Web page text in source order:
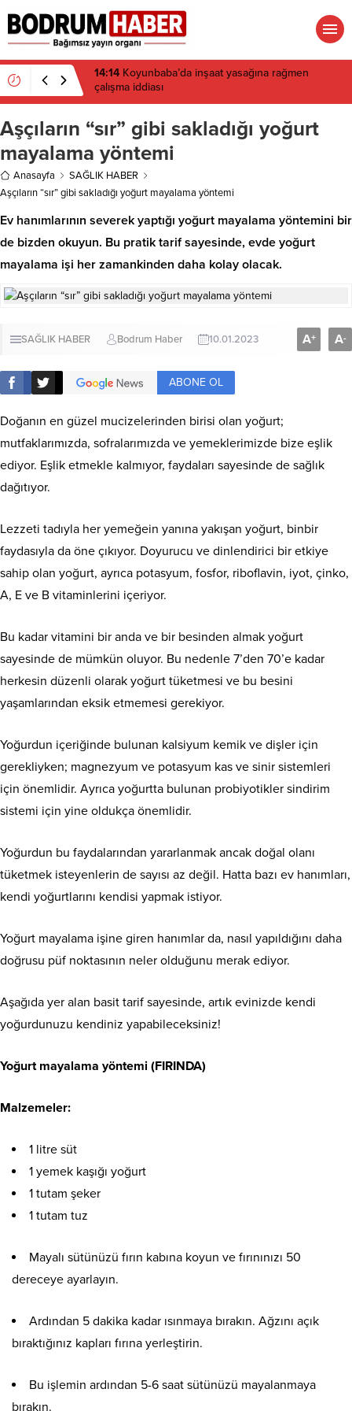
06:06Altın Portakal’da Jüri Başkanı belli oldu
Aşçıların “sır” gibi sakladığı yoğurt
mayalama yöntemi
Anasayfa
SAĞLIK HABER
Aşçıların “sır” gibi sakladığı yoğurt mayalama yöntemi
Ev hanımlarının severek yaptığı yoğurt mayalama yöntemini bir
de bizden okuyun. Bu pratik tarif sayesinde, evde yoğurt
mayalama işi her zamankinden daha kolay olacak.
SAĞLIK HABER Bodrum Haber 10.01.2023 A+ A-
ABONE OL
Doğanın en güzel mucizelerinden birisi olan yoğurt;
mutfaklarımızda, sofralarımızda ve yemeklerimizde bize eşlik
ediyor. Eşlik etmekle kalmıyor, faydaları sayesinde de sağlık
dağıtıyor.
Lezzeti tadıyla her yemeğein yanına yakışan yoğurt, binbir
faydasıyla da öne çıkıyor. Doyurucu ve dinlendirici bir etkiye
sahip olan yoğurt, ayrıca potasyum, fosfor, riboflavin, iyot, çinko,
A, E ve B vitaminlerini içeriyor.
Bu kadar vitamini bir anda ve bir besinden almak yoğurt
sayesinde de mümkün oluyor. Bu nedenle 7’den 70’e kadar
herkesin düzenli olarak yoğurt tüketmesi ve bu besini
yaşamlarından eksik etmemesi gerekiyor.
Yoğurdun içeriğinde bulunan kalsiyum kemik ve dişler için
gerekliyken; magnezyum ve potasyum kas ve sinir sistemleri
için önemlidir. Ayrıca yoğurtta bulunan probiyotikler sindirim
sistemi için yine oldukça önemlidir.
Yoğurdun bu faydalarından yararlanmak ancak doğal olanı
tüketmek isteyenlerin de sayısı az değil. Hatta bazı ev hanımları,
kendi yoğurtlarını kendisi yapmak istiyor.
Yoğurt mayalama işine giren hanımlar da, nasıl yapıldığını daha
doğrusu püf noktasının neler olduğunu merak ediyor.
Aşağıda yer alan basit tarif sayesinde, artık evinizde kendi
yoğurdunuzu kendiniz yapabileceksiniz!
Yoğurt mayalama yöntemi (FIRINDA)
Malzemeler:
1 litre süt
1 yemek kaşığı yoğurt
1 tutam şeker
1 tutam tuz
Mayalı sütünüzü fırın kabına koyun ve fırınınızı 50
dereceye ayarlayın.
Ardından 5 dakika kadar ısınmaya bırakın. Ağzını açık
bıraktığınız kapları fırına yerleştirin.
Bu işlemin ardından 5-6 saat sütünüzü mayalanmaya
bırakın.